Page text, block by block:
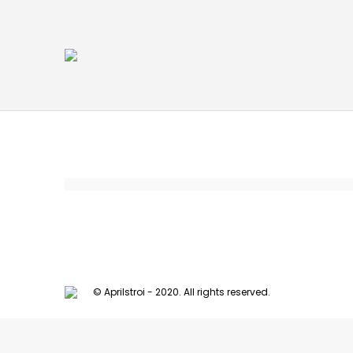
© Aprilstroi - 2020. All rights reserved.